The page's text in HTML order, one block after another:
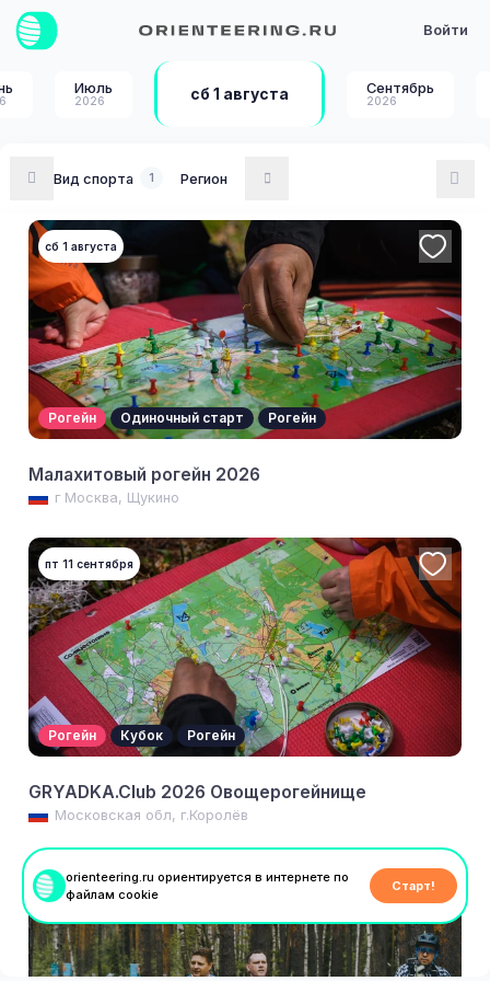
Войти
Июль
2026 сб 1 августа Сентябрь
2026
Вид спорта 1 Регион
Рогейн Одиночный старт Рогейн
Мурманская обл, г.Мончегорск
сб 1 августа
Рогейн Одиночный старт Рогейн
Малахитовый рогейн 2026
г Москва, Щукино
пт 11 сентября
Рогейн Кубок Рогейн
GRYADKA.Club 2026 Овощерогейнище
Московская обл, г.Королёв
пт 11 сентября
orienteering.ru ориентируется в интернете по
файлам cookie
Старт!